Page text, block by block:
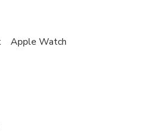
Apple Watch